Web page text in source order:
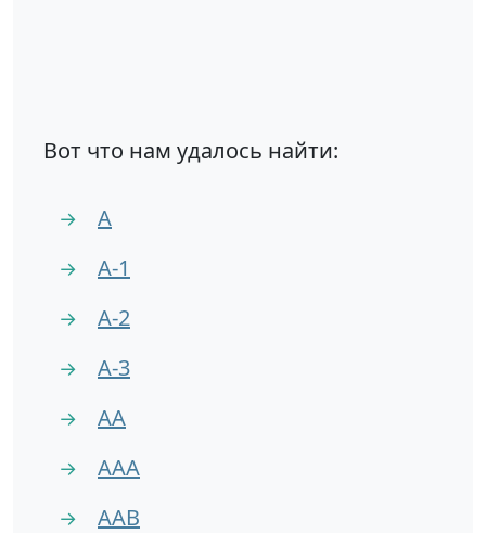
Вот что нам удалось найти:
→ А
→ А-1
→ А-2
→ А-3
→ АА
→ ААА
→ ААВ